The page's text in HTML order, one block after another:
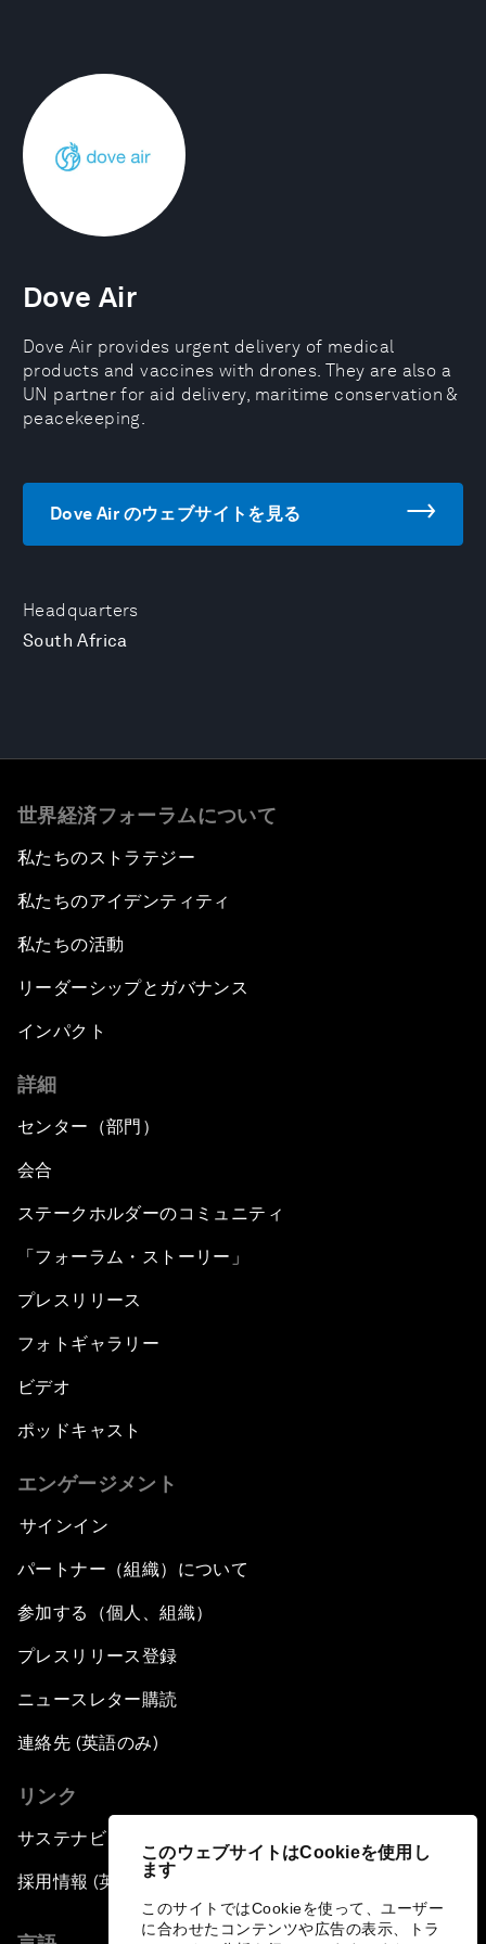
このウェブサイトはCookieを使用し
ます
このサイトではCookieを使って、ユーザー
に合わせたコンテンツや広告の表示、トラ
Headquarters
South Africa
Dove Air
Dove Air provides urgent delivery of medical
products and vaccines with drones. They are also a
UN partner for aid delivery, maritime conservation &
peacekeeping.
Dove Air のウェブサイトを見る
世界経済フォーラムについて
私たちのストラテジー
私たちのアイデンティティ
私たちの活動
リーダーシップとガバナンス
インパクト
詳細
センター（部門）
会合
ステークホルダーのコミュニティ
「フォーラム・ストーリー」
プレスリリース
フォトギャラリー
ビデオ
ポッドキャスト
エンゲージメント
サインイン
パートナー（組織）について
参加する（個人、組織）
プレスリリース登録
ニュースレター購読
連絡先 (英語のみ)
リンク
サステナビリティへの取り組み
採用情報 (英語のみ)